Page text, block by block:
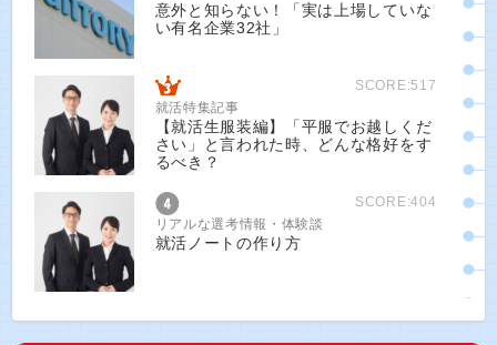
意外と知らない！「実は上場していな
い有名企業32社」
SCORE:517
就活特集記事
【就活生服装編】「平服でお越しくだ
さい」と言われた時、どんな格好をす
るべき？
SCORE:404
リアルな選考情報・体験談
就活ノートの作り方